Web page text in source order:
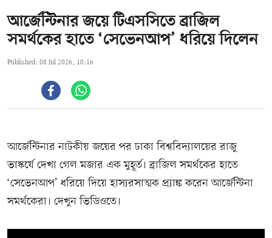
আর্জেন্টিনার জয়ে টিএসসিতে ব্রাজিল
সমর্থকের হাতে ‘সেভেনআপ’ ধরিয়ে দিলেন
Published: 08 Jul 2026, 10:16
আর্জেন্টিনার নাটকীয় জয়ের পর ঢাকা বিশ্ববিদ্যালয়ের রাজু
ভাস্কর্যে দেখা গেল মজার এক মুহূর্ত। ব্রাজিল সমর্থকের হাতে
‘সেভেনআপ’ ধরিয়ে দিয়ে হাস্যরসাত্মক প্র্যাঙ্ক করেন আর্জেন্টিনা
সমর্থকেরা। দেখুন ভিডিওতে।